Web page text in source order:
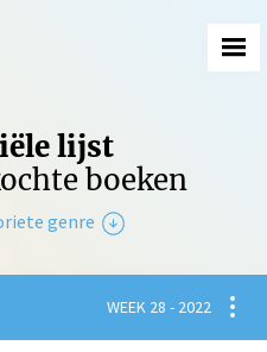
lijst
boeken
genre
WEEK 28 - 2022